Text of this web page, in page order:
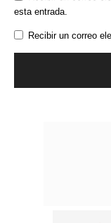
esta entrada.
Recibir un correo